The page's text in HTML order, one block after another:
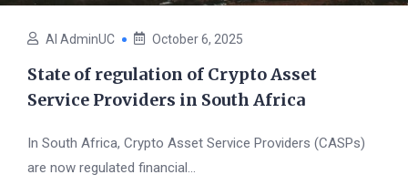
AI AdminUC October 6, 2025
State of regulation of Crypto Asset
Service Providers in South Africa
In South Africa, Crypto Asset Service Providers (CASPs)
are now regulated financial...